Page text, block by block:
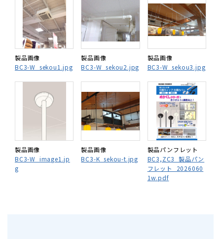
製品画像
BC3-W_sekou1.jpg
製品画像
BC3-W_sekou2.jpg
製品画像
BC3-W_sekou3.jpg
製品画像
BC3-W_image1.jp
g
製品画像
BC3-K_sekou-t.jpg
製品パンフレット
BC3,ZC3_製品パン
フレット_2026060
1w.pdf